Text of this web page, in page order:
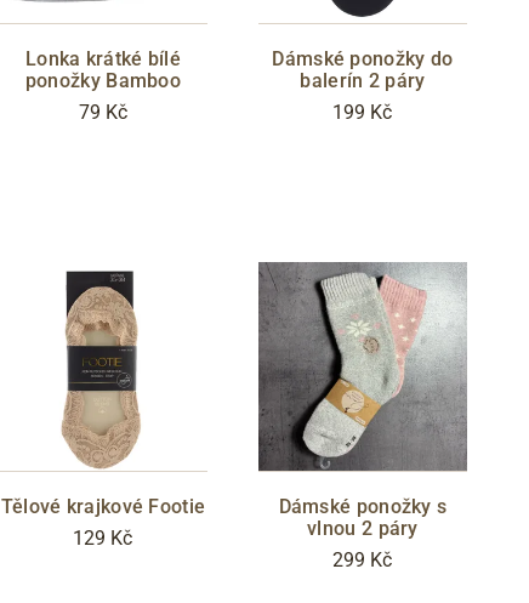
Lonka krátké bílé
ponožky Bamboo
79 Kč
Dámské ponožky do
balerín 2 páry
199 Kč
Tělové krajkové Footie
129 Kč
Dámské ponožky s
vlnou 2 páry
299 Kč